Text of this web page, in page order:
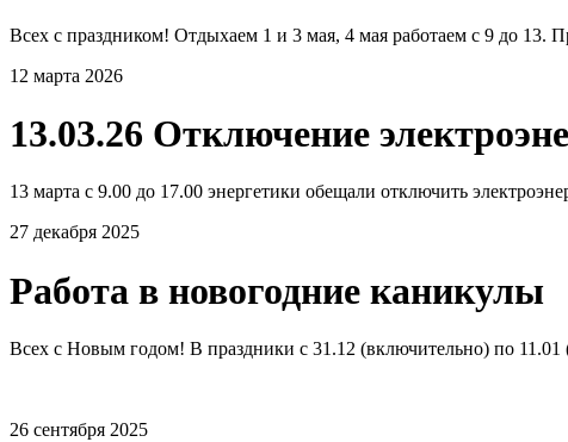
Всех с праздником! Отдыхаем 1 и 3 мая, 4 мая работаем с 9 до 13.
12 марта 2026
13.03.26 Отключение
13 марта с 9.00 до 17.00 энергетики обещали отключить
27 декабря 2025
Работа в новогодние каникулы
Всех с Новым годом! В праздники с 31.12 (включительно) по
26 сентября 2025